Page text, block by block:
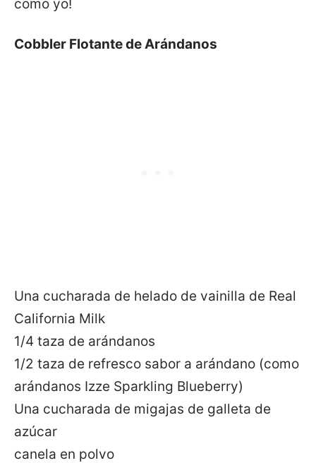
como yo!
Cobbler Flotante de Arándanos
Una cucharada de helado de vainilla de Real
California Milk
1/4 taza de arándanos
1/2 taza de refresco sabor a arándano (como
arándanos Izze Sparkling Blueberry)
Una cucharada de migajas de galleta de
azúcar
canela en polvo